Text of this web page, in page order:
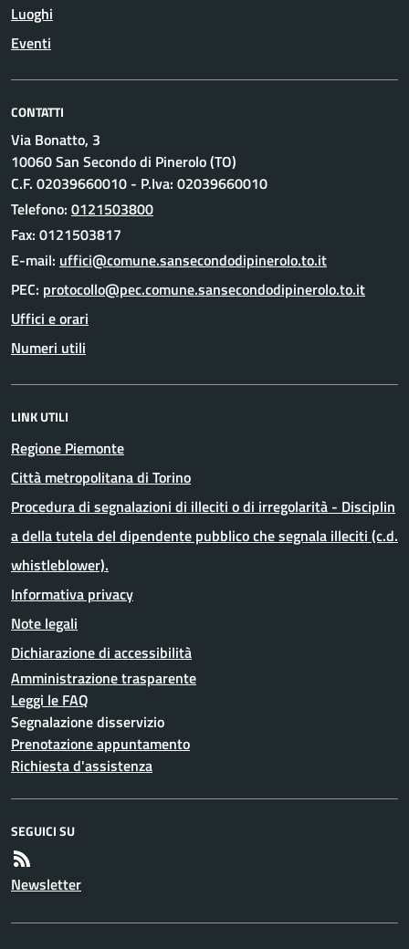
Luoghi
Eventi
CONTATTI
Via Bonatto, 3
10060 San Secondo di Pinerolo (TO)
C.F. 02039660010 - P.Iva: 02039660010
Telefono: 0121503800
Fax: 0121503817
E-mail:
PEC:
Uffici e orari
Numeri utili
LINK UTILI
Regione Piemonte
Città metropolitana di Torino
Procedura di segnalazioni di illeciti o di irregolarità - Disciplin
a della tutela del dipendente pubblico che segnala illeciti (c.d.
whistleblower).
Informativa privacy
Note legali
Dichiarazione di accessibilità
Amministrazione trasparente
Leggi le FAQ
Segnalazione disservizio
Prenotazione appuntamento
Richiesta d'assistenza
SEGUICI SU
Newsletter